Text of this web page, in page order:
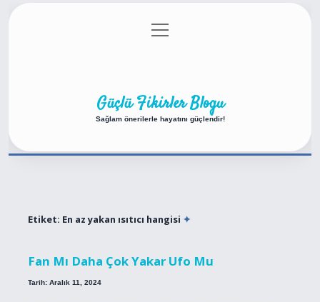
Gizlilik Politikası
menüyü
aç
Güçlü Fikirler Blogu
Sağlam önerilerle hayatını güçlendir!
Etiket: En az yakan ısıtıcı hangisi
Fan Mı Daha Çok Yakar Ufo Mu
Tarih: Aralık 11, 2024